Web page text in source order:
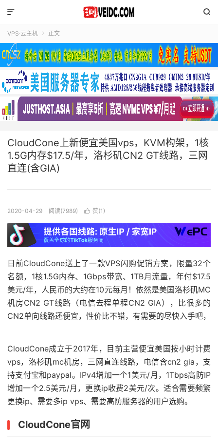


VPS·云主机  正文
CloudCone上新便宜美国vps，KVM构架，1核
1.5G内存$17.5/年，洛杉矶CN2 GT线路，三网
直连(含GIA)
2020-04-29 阅读(7989)  赞(1 )
日前CloudCone送上了一款VPS闪购促销方案，限量32个
名额，1核1.5G内存、1Gbps带宽、1TB月流量，年付$17.5
美元/年，人民币的大约在10元每月！依然是美国洛杉矶MC
机房CN2 GT线路（电信去程单程CN2 GIA），比很多的
CN2单向线路还便宜，性价比不错，有需要的尽快入手吧，
CloudCone成立于2017年，目前主营便宜美国按小时计费
vps，洛杉矶mc机房，三网直连线路，电信含cn2 gia，支
持支付宝和paypal。IPv4增加一个1美元/月，1Tbps高防IP
增加一个2.5美元/月，更换ip收费2美元/次。适合需要频繁
更换ip、需要多ip vps、需要高防服务器的用户选购。
CloudCone官网